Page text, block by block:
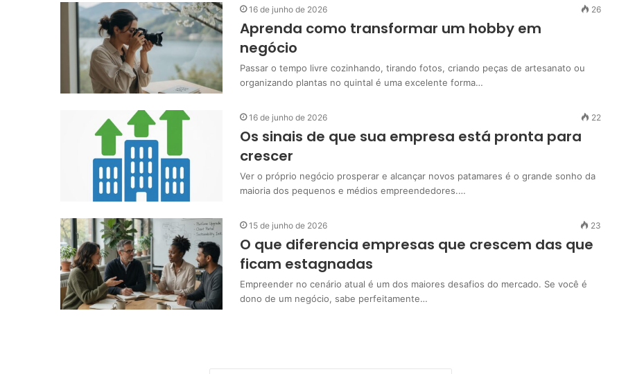
16 de junho de 2026 26
Aprenda como transformar um hobby em
negócio
Passar o tempo livre cozinhando, tirando fotos, criando peças de artesanato ou
organizando plantas no quintal é uma excelente forma…
16 de junho de 2026 22
Os sinais de que sua empresa está pronta para
crescer
Ver o próprio negócio prosperar e alcançar novos patamares é o grande sonho da
maioria dos pequenos e médios empreendedores.…
15 de junho de 2026 23
O que diferencia empresas que crescem das que
ficam estagnadas
Empreender no cenário atual é um dos maiores desafios do mercado. Se você é
dono de um negócio, sabe perfeitamente…